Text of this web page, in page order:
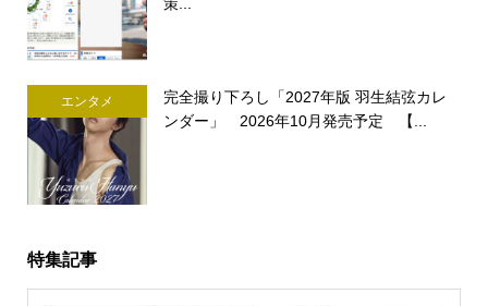
エンタメ
完全撮り下ろし「2027年版 羽生結弦カレ
ンダー」 2026年10月発売予定 【...
特集記事